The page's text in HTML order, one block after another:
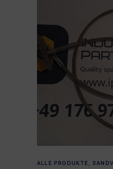
ALLE PRODUKTE ,